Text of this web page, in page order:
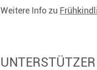
Weitere Info zu
UNTERSTÜTZER